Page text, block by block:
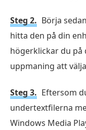
Steg 2. Börja
hitta den på din
högerklickar du på
uppmaning att
Steg 3. Eftersom
undertextfilerna
Windows Media